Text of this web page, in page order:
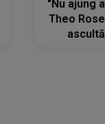
"Nu ajung
Theo